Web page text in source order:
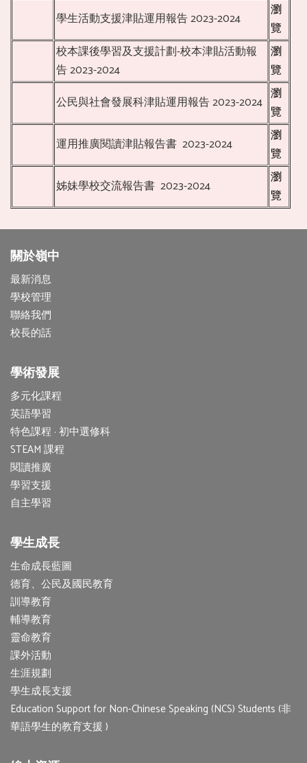
學生活動支援津貼運用報告 2023-2024
瀏
覽
校本課後學習及支援計劃-校本津貼活動報
告 2023-2024
瀏
覽
公民與社會發展科津貼運用報告 2023-2024 瀏
覽
運用推廣閱讀津貼報告書 2023-2024
瀏
覽
姊妹學校交流報告書 2023-2024
瀏
覽
關於嶺中
最新消息
學校管理
聯絡我們
校長的話
學術發展
多元化課程
英語學習
特色課程 · 初中選修科
STEAM 課程
閱讀推廣
學習支援
自主學習
學生成長
生命成長藍圖
德育、公民及國民教育
訓導教育
輔導教育
靈命教育
課外活動
生涯規劃
學生成長支援
Education Support for Non-Chinese Speaking (NCS) Students (非
華語學生的教育支援 )